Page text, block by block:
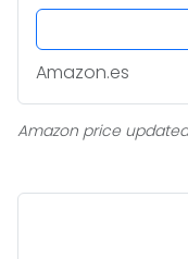
Amazon.es
Amazon price